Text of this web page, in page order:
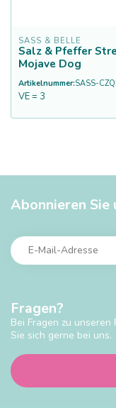
SASS & BELLE
Salz & Pfeffer
Mojave Dog
Artikelnummer:SASS-
VE = 3
Fragen?
Bei Fragen zu
Sie sich gerne bei uns.
Abonnieren